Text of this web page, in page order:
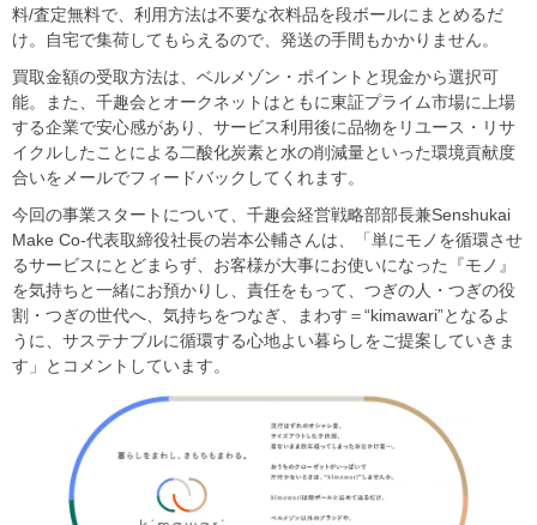
料/査定無料で、利用方法は不要な衣料品を段ボールにまとめるだ
け。自宅で集荷してもらえるので、発送の手間もかかりません。
買取金額の受取方法は、ベルメゾン・ポイントと現金から選択可
能。また、千趣会とオークネットはともに東証プライム市場に上場
する企業で安心感があり、サービス利用後に品物をリユース・リサ
イクルしたことによる二酸化炭素と水の削減量といった環境貢献度
合いをメールでフィードバックしてくれます。
今回の事業スタートについて、千趣会経営戦略部部長兼Senshukai
Make Co-代表取締役社長の岩本公輔さんは、「単にモノを循環させ
るサービスにとどまらず、お客様が大事にお使いになった『モノ』
を気持ちと一緒にお預かりし、責任をもって、つぎの人・つぎの役
割・つぎの世代へ、気持ちをつなぎ、まわす＝“kimawari”となるよ
うに、サステナブルに循環する心地よい暮らしをご提案していきま
す」とコメントしています。